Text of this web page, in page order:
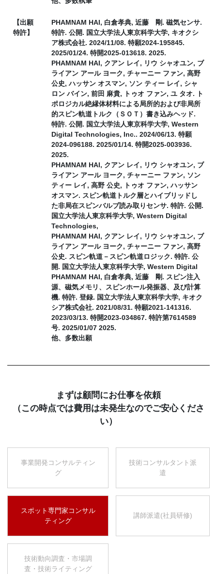
【出願
特許】
PHAMNAM HAI, 白倉孝典, 近藤 剛. 磁気センサ.
特許. 公開. 国立大学法人東京科学大学, キオクシ
ア株式会社. 2024/11/08. 特願2024-195845.
2025/01/24. 特開2025-013618. 2025.
PHAMNAM HAI, クアン レイ, リウ シャオユン, ブ
ライアン アール ヨーク, チャーニー ファン, 高野
公史, ハッサン オスマン, ソン ティー レイ, シャ
ロン バイン, 前田 麻貴, トゥオ ファン, ユ タオ. ト
ポロジカル絶縁体材料による局所的および非局所
的スピン軌道トルク（ＳＯＴ）書き込みヘッド.
特許. 公開. 国立大学法人東京科学大学, Western
Digital Technologies, Inc.. 2024/06/13. 特願
2024-096188. 2025/01/14. 特開2025-003936.
2025.
PHAMNAM HAI, クアン レイ, リウ シャオユン, ブ
ライアン アール ヨーク, チャーニー ファン, ソン
ティー レイ, 高野 公史, トゥオ ファン, ハッサン
オスマン. スピン軌道トルク層とハイブリッドし
た非局在スピンバルブ読み取りセンサ. 特許. 公開.
国立大学法人東京科学大学, Western Digital
Technologies,
PHAMNAM HAI, クアン レイ, リウ シャオユン, ブ
ライアン アール ヨーク, チャーニー ファン, 高野
公史. スピン軌道－スピン軌道ロジック. 特許. 公
開. 国立大学法人東京科学大学, Western Digital
PHAMNAM HAI, 白倉孝典, 近藤 剛. スピン注入
源、磁気メモリ、スピンホール発振器、及び計算
機. 特許. 登録. 国立大学法人東京科学大学, キオク
シア株式会社. 2021/08/31. 特願2021-141316.
2023/03/13. 特開2023-034867. 特許第7614589
号. 2025/01/07 2025.
他、多数出願
まずは顧問にお仕事を依頼
（この時点では費用は未発生なのでご安心くださ
い）
事業開発コンサルティン
グ
技術コンサルタント派
遣
スポット専門家コンサル
ティング
講師派遣(社員研修)
技術動向調査・市場調
査・技術ライティング